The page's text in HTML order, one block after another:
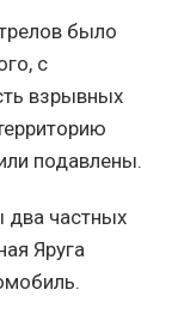
было
с
взрывных
подавлены.
два частных
Яруга